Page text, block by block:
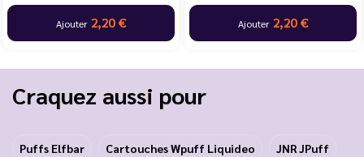
Ajouter 2,20 € Ajouter 2,20 €
Craquez aussi pour
Puffs Elfbar Cartouches Wpuff Liquideo JNR JPuff